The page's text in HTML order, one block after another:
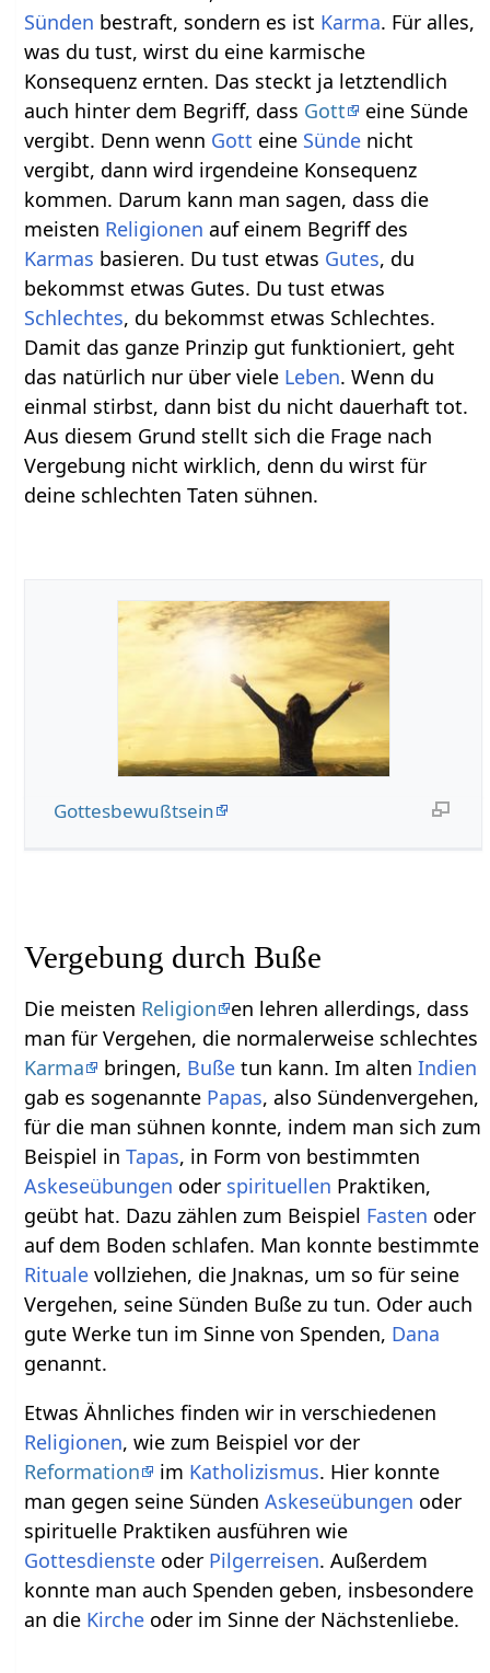
Sünden bestraft, sondern es ist Karma. Für alles,
was du tust, wirst du eine karmische
Konsequenz ernten. Das steckt ja letztendlich
auch hinter dem Begriff, dass Gott
eine Sünde
vergibt. Denn wenn Gott eine Sünde nicht
vergibt, dann wird irgendeine Konsequenz
kommen. Darum kann man sagen, dass die
meisten Religionen auf einem Begriff des
Karmas basieren. Du tust etwas Gutes, du
bekommst etwas Gutes. Du tust etwas
Schlechtes, du bekommst etwas Schlechtes.
Damit das ganze Prinzip gut funktioniert, geht
das natürlich nur über viele Leben. Wenn du
einmal stirbst, dann bist du nicht dauerhaft tot.
Aus diesem Grund stellt sich die Frage nach
Vergebung nicht wirklich, denn du wirst für
deine schlechten Taten sühnen.
Gottesbewußtsein
Vergebung durch Buße
Die meisten Religion
en lehren allerdings, dass
man für Vergehen, die normalerweise schlechtes
Karma
bringen, Buße tun kann. Im altenIndien
gab es sogenannte Papas, also Sündenvergehen,
für die man sühnen konnte, indem man sich zum
Beispiel inTapas, in Form von bestimmten
Askeseübungen oder spirituellen Praktiken,
geübt hat. Dazu zählen zum Beispiel Fasten oder
auf dem Boden schlafen. Man konnte bestimmte
Rituale vollziehen, die Jnaknas, um so für seine
Vergehen, seine Sünden Buße zu tun. Oder auch
gute Werke tun im Sinne von Spenden, Dana
genannt.
Etwas Ähnliches finden wir in verschiedenen
Religionen, wie zum Beispiel vor der
Reformation
im Katholizismus. Hier konnte
man gegen seine SündenAskeseübungen oder
spirituelle Praktiken ausführen wie
Gottesdienste oder Pilgerreisen. Außerdem
konnte man auch Spenden geben, insbesondere
an die Kirche oder im Sinne der Nächstenliebe.